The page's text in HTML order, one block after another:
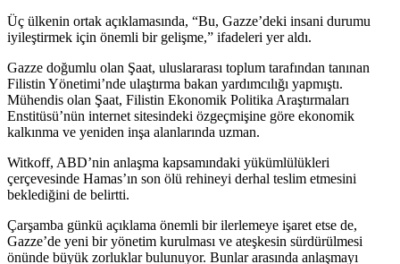
Üç ülkenin ortak açıklamasında, “Bu, Gazze’deki insani durumu
iyileştirmek için önemli bir gelişme,” ifadeleri yer aldı.
Gazze doğumlu olan Şaat, uluslararası toplum tarafından tanınan
Filistin Yönetimi’nde ulaştırma bakan yardımcılığı yapmıştı.
Mühendis olan Şaat, Filistin Ekonomik Politika Araştırmaları
Enstitüsü’nün internet sitesindeki özgeçmişine göre ekonomik
kalkınma ve yeniden inşa alanlarında uzman.
Witkoff, ABD’nin anlaşma kapsamındaki yükümlülükleri
çerçevesinde Hamas’ın son ölü rehineyi derhal teslim etmesini
beklediğini de belirtti.
Çarşamba günkü açıklama önemli bir ilerlemeye işaret etse de,
Gazze’de yeni bir yönetim kurulması ve ateşkesin sürdürülmesi
önünde büyük zorluklar bulunuyor. Bunlar arasında anlaşmayı